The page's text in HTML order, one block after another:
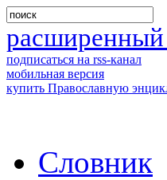
расширенный
подписаться на rss-канал
мобильная версия
купить Православную
Словник